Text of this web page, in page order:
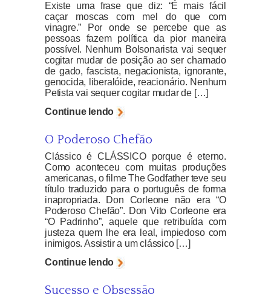
Existe uma frase que diz: “É mais fácil
caçar moscas com mel do que com
vinagre.” Por onde se percebe que as
pessoas fazem política da pior maneira
possível. Nenhum Bolsonarista vai sequer
cogitar mudar de posição ao ser chamado
de gado, fascista, negacionista, ignorante,
genocida, liberalóide, reacionário. Nenhum
Petista vai sequer cogitar mudar de […]
Continue lendo
O Poderoso Chefão
Clássico é CLÁSSICO porque é eterno.
Como aconteceu com muitas produções
americanas, o filme The Godfather teve seu
título traduzido para o português de forma
inapropriada. Don Corleone não era “O
Poderoso Chefão”. Don Vito Corleone era
“O Padrinho”, aquele que retribuída com
justeza quem lhe era leal, impiedoso com
inimigos. Assistir a um clássico […]
Continue lendo
Sucesso e Obsessão